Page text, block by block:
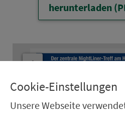
herunterladen
+
-
Klicken
Cookie-Einstellungen
Unsere Webseite